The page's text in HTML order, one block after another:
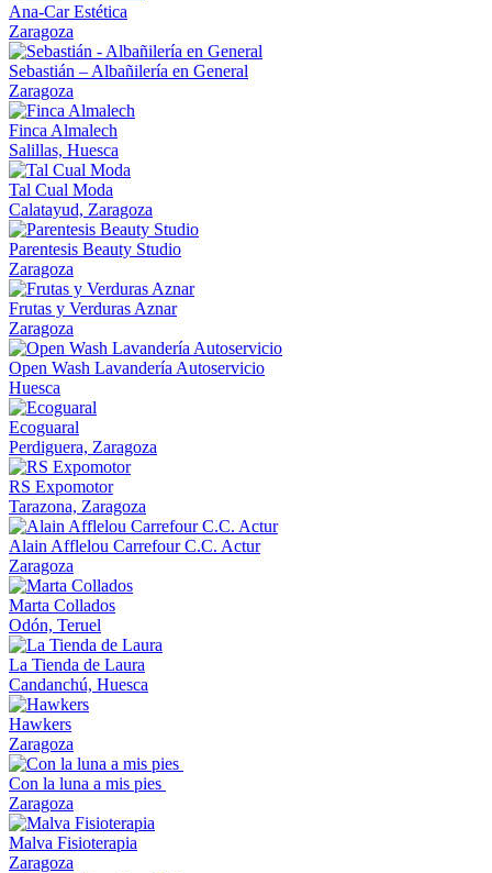
Ana-Car Estética
Zaragoza
Sebastián – Albañilería en General
Zaragoza
Finca Almalech
Salillas, Huesca
Tal Cual Moda
Calatayud, Zaragoza
Parentesis Beauty Studio
Zaragoza
Frutas y Verduras Aznar
Zaragoza
Open Wash Lavandería Autoservicio
Huesca
Ecoguaral
Perdiguera, Zaragoza
RS Expomotor
Tarazona, Zaragoza
Alain Afflelou Carrefour C.C. Actur
Zaragoza
Marta Collados
Odón, Teruel
La Tienda de Laura
Candanchú, Huesca
Hawkers
Zaragoza
Con la luna a mis pies
Zaragoza
Malva Fisioterapia
Zaragoza